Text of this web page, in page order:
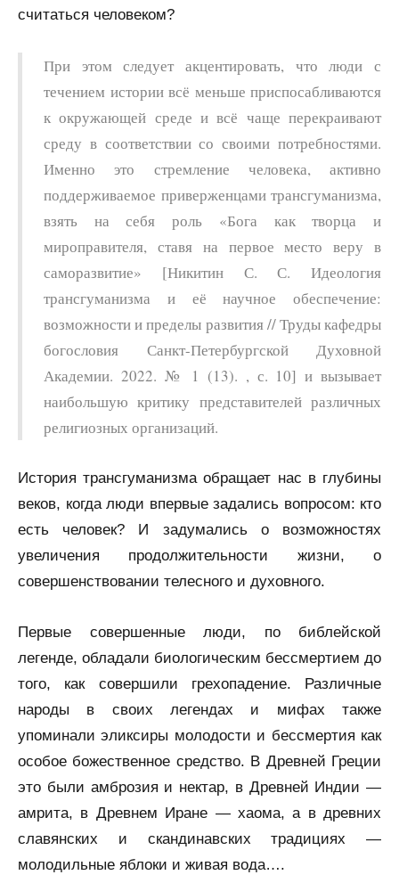
считаться человеком?
При этом следует акцентировать, что люди с
течением истории всё меньше приспосабливаются
к окружающей среде и всё чаще перекраивают
среду в соответствии со своими потребностями.
Именно это стремление человека, активно
поддерживаемое приверженцами трансгуманизма,
взять на себя роль «Бога как творца и
мироправителя, ставя на первое место веру в
саморазвитие» [Никитин С. С. Идеология
трансгуманизма и её научное обеспечение:
возможности и пределы развития // Труды кафедры
богословия Санкт-Петербургской Духовной
Академии. 2022. № 1 (13). , с. 10] и вызывает
наибольшую критику представителей различных
религиозных организаций.
История трансгуманизма обращает нас в глубины
веков, когда люди впервые задались вопросом: кто
есть человек? И задумались о возможностях
увеличения продолжительности жизни, о
совершенствовании телесного и духовного.
Первые совершенные люди, по библейской
легенде, обладали биологическим бессмертием до
того, как совершили грехопадение. Различные
народы в своих легендах и мифах также
упоминали эликсиры молодости и бессмертия как
особое божественное средство. В Древней Греции
это были амброзия и нектар, в Древней Индии —
амрита, в Древнем Иране — хаома, а в древних
славянских и скандинавских традициях —
молодильные яблоки и живая вода….